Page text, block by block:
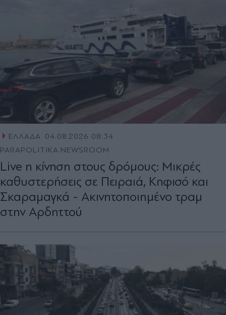
ΕΛΛΑΔΑ 04.08.2026 08:34
PARAPOLITIKA NEWSROOM
Live η κίνηση στους δρόμους: Μικρές
καθυστερήσεις σε Πειραιά, Κηφισό και
Σκαραμαγκά - Ακινητοποιημένο τραμ
στην Αρδηττού